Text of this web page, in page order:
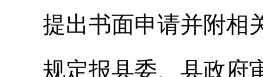
提出书面申请并附相
规定报县委、县政府